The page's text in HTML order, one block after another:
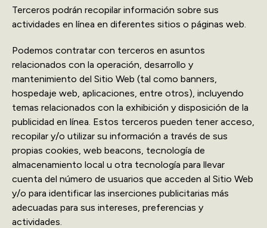
Terceros podrán recopilar información sobre sus
actividades en línea en diferentes sitios o páginas web.
Podemos contratar con terceros en asuntos
relacionados con la operación, desarrollo y
mantenimiento del Sitio Web (tal como banners,
hospedaje web, aplicaciones, entre otros), incluyendo
temas relacionados con la exhibición y disposición de la
publicidad en línea. Estos terceros pueden tener acceso,
recopilar y/o utilizar su información a través de sus
propias cookies, web beacons, tecnología de
almacenamiento local u otra tecnología para llevar
cuenta del número de usuarios que acceden al Sitio Web
y/o para identificar las inserciones publicitarias más
adecuadas para sus intereses, preferencias y
actividades.